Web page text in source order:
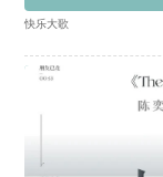
快乐大歌